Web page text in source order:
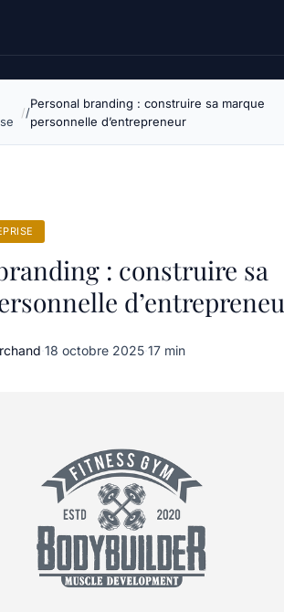
Personal branding : construire sa marque
personnelle d’entrepreneur
: construire sa
·18 octobre 2025·17 min